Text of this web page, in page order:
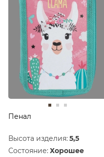
Пенал
Высота изделия: 5,5
Состояние: Хорошее